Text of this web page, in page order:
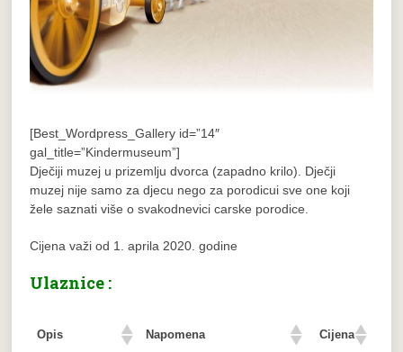
[Best_Wordpress_Gallery id=”14″
gal_title=”Kindermuseum”]
Dječiji muzej u prizemlju dvorca (zapadno krilo). Dječji
muzej nije samo za djecu nego za porodicui sve one koji
žele saznati više o svakodnevici carske porodice.
Cijena važi od 1. aprila 2020. godine
Ulaznice :
Opis Napomena Cijena